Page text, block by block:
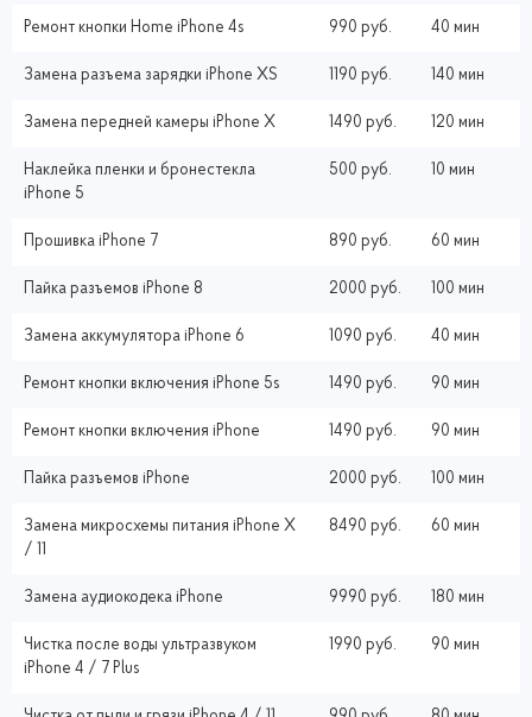
Ремонт кнопки Home iPhone 4s 990 руб. 40 мин
Замена разъема зарядки iPhone XS 1190 руб. 140 мин
Замена передней камеры iPhone X 1490 руб. 120 мин
Наклейка пленки и бронестекла
iPhone 5
500 руб. 10 мин
Прошивка iPhone 7 890 руб. 60 мин
Пайка разъемов iPhone 8 2000 руб. 100 мин
Замена аккумулятора iPhone 6 1090 руб. 40 мин
Ремонт кнопки включения iPhone 5s 1490 руб. 90 мин
Ремонт кнопки включения iPhone 1490 руб. 90 мин
Пайка разъемов iPhone 2000 руб. 100 мин
Замена микросхемы питания iPhone X
/ 11
8490 руб. 60 мин
Замена аудиокодека iPhone 9990 руб. 180 мин
Чистка после воды ультразвуком
iPhone 4 / 7 Plus
1990 руб. 90 мин